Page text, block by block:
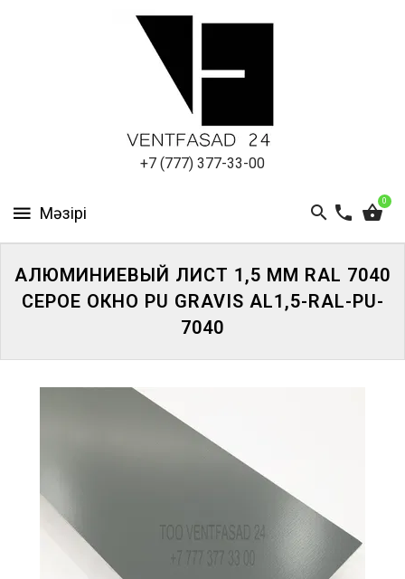
+7 (777) 377-33-00
0
ПАНЕЛИ
АЛЮМИНИЕВЫЙ ЛИСТ 1,5 ММ RAL 7040
СЕРОЕ ОКНО PU GRAVIS AL1,5-RAL-PU-
7040